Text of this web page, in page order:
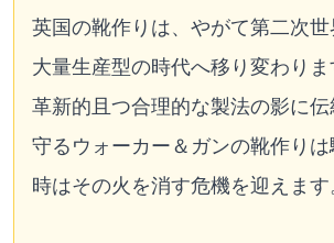
英国の靴作りは、やがて第二次世
大量生産型の時代へ移り変わりま
革新的且つ合理的な製法の影に
守るウォーカー＆ガンの靴作り
時はその火を消す危機を迎えます